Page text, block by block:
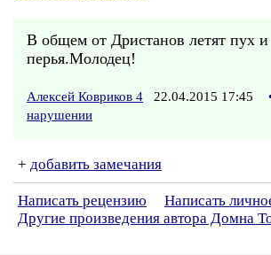
В общем от Дристанов летят пух и
перья.Молодец!
Алексей Ковриков 4 22.04.2015 17:45
нарушении
+ добавить замечания
Написать рецензию
Написать
Другие произведения автора Домна